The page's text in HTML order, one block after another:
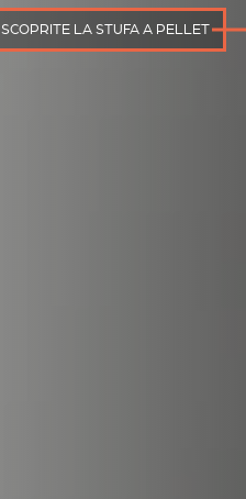
SCOPRITE LA STUFA A PELLET